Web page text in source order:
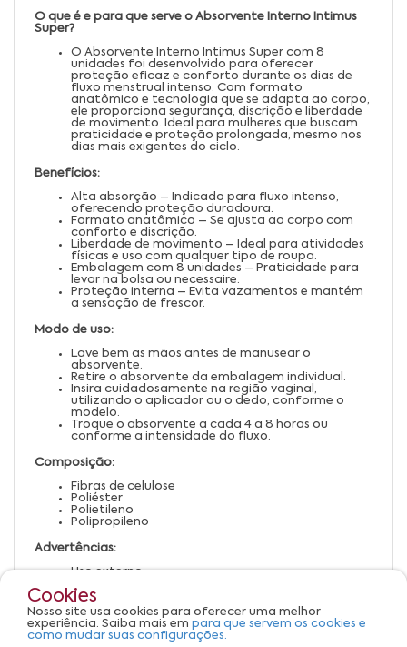
O que é e para que serve o Absorvente Interno Intimus
Super?
O Absorvente Interno Intimus Super com 8
unidades foi desenvolvido para oferecer
proteção eficaz e conforto durante os dias de
fluxo menstrual intenso. Com formato
anatômico e tecnologia que se adapta ao corpo,
ele proporciona segurança, discrição e liberdade
de movimento. Ideal para mulheres que buscam
praticidade e proteção prolongada, mesmo nos
dias mais exigentes do ciclo.
Benefícios:
Alta absorção – Indicado para fluxo intenso,
oferecendo proteção duradoura.
Formato anatômico – Se ajusta ao corpo com
conforto e discrição.
Liberdade de movimento – Ideal para atividades
físicas e uso com qualquer tipo de roupa.
Embalagem com 8 unidades – Praticidade para
levar na bolsa ou necessaire.
Proteção interna – Evita vazamentos e mantém
a sensação de frescor.
Modo de uso:
Lave bem as mãos antes de manusear o
absorvente.
Retire o absorvente da embalagem individual.
Insira cuidadosamente na região vaginal,
utilizando o aplicador ou o dedo, conforme o
modelo.
Troque o absorvente a cada 4 a 8 horas ou
conforme a intensidade do fluxo.
Composição:
Fibras de celulose
Poliéster
Polietileno
Polipropileno
Advertências:
Uso externo.
Em caso de desconforto ou irritação, suspenda o
uso e procure orientação médica.
Conservar em local seco e arejado.
Manter fora do alcance de crianças.
Cookies
Nosso site usa cookies para oferecer uma melhor
experiência. Saiba mais em para que servem os cookies e
como mudar suas configurações.